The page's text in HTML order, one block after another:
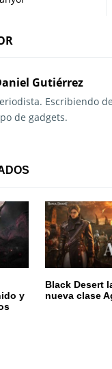
Gutiérrez
Escribiendo
de gadgets.
y
Black Desert
nueva clase